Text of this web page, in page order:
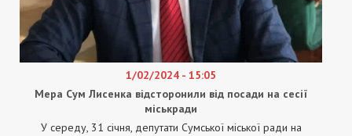
1/02/2024 - 15:05
Мера Сум Лисенка відсторонили від посади на сесії
міськради
У середу, 31 січня, депутати Сумської міської ради на